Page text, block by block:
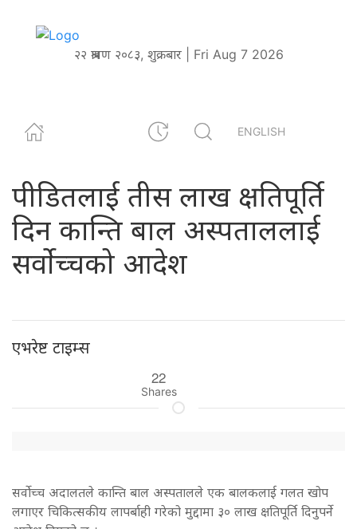
२२ श्रावण २०८३, शुक्रबार | Fri Aug 7 2026
ENGLISH
पीडितलाई तीस लाख क्षतिपूर्ति
दिन कान्ति बाल अस्पताललाई
सर्वोच्चको आदेश‍
एभरेष्ट टाइम्स
22
Shares
सर्वोच्च अदालतले कान्ति बाल अस्पतालले एक बालकलाई गलत खोप
लगाएर चिकित्सकीय लापर्बाही गरेको मुद्दामा ३० लाख क्षतिपूर्ति दिनुपर्ने